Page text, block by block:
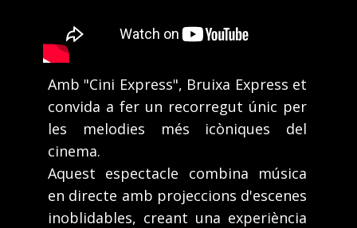
Amb "Cini Express", Bruixa Express et
convida a fer un recorregut únic per
les melodies més icòniques del
cinema.
Aquest espectacle combina música
en directe amb projeccions d'escenes
inoblidables, creant una experiència